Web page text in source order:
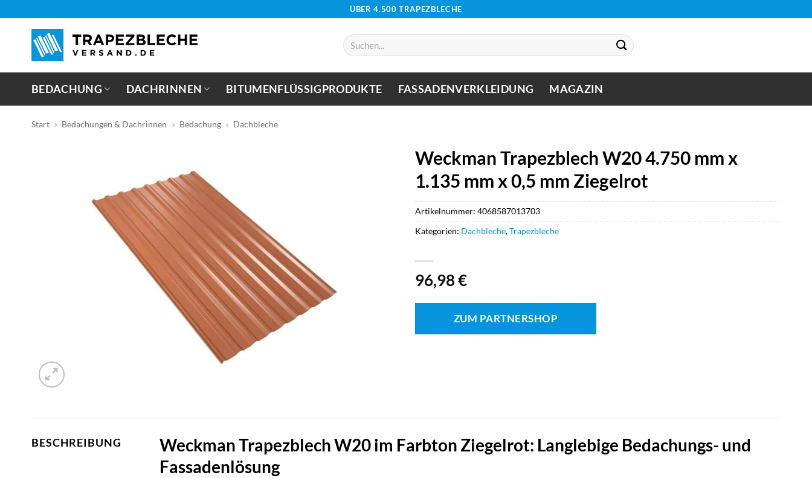
springen
ÜBER 4.500 TRAPEZBLECHE
Suchen
nach:
BEDACHUNG DACHRINNEN BITUMENFLÜSSIGPRODUKTE FASSADENVERKLEIDUNG MAGAZIN
Start » Bedachungen & Dachrinnen » Bedachung » Dachbleche
Weckman Trapezblech W20 4.750 mm x
1.135 mm x 0,5 mm Ziegelrot
96,98€
ZUM PARTNERSHOP
Artikelnummer: 4068587013703
Kategorien: Dachbleche,Trapezbleche
BESCHREIBUNG
Weckman Trapezblech W20 im Farbton Ziegelrot: Langlebige Bedachungs- und
Fassadenlösung